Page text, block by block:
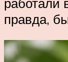
правда,